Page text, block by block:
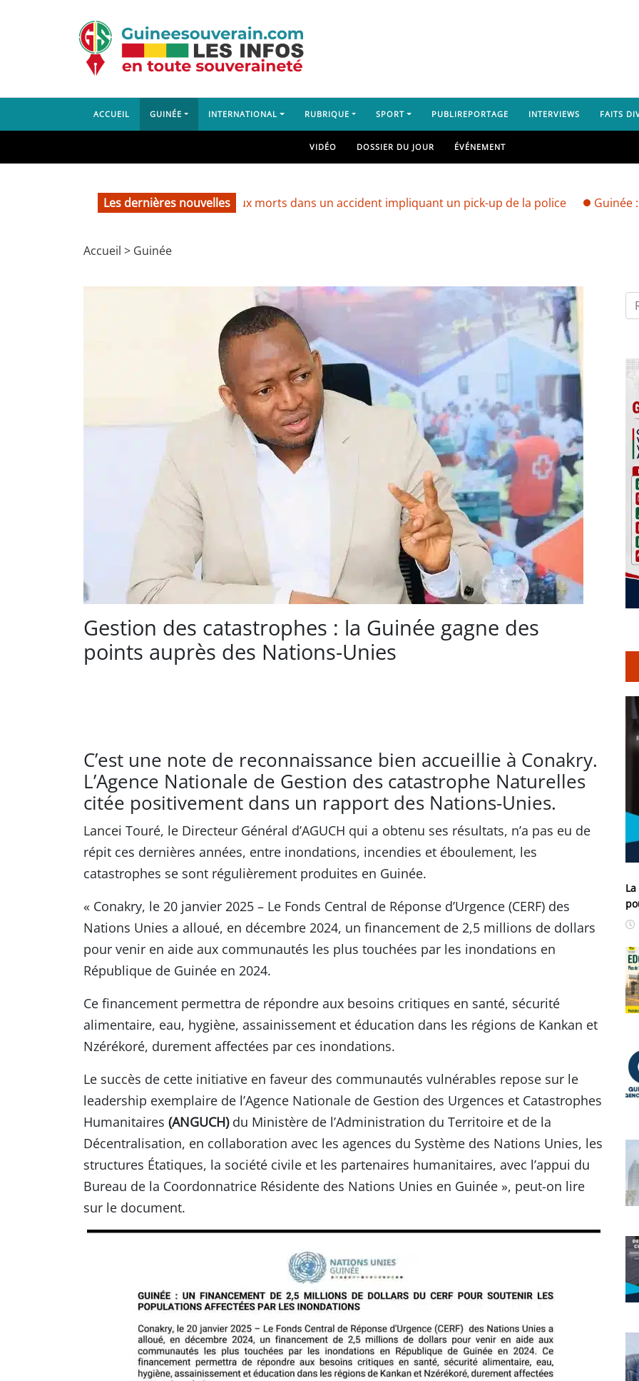
ACCUEIL GUINÉE INTERNATIONAL RUBRIQUE SPORT PUBLIREPORTAGE INTERVIEWS FAITS
VIDÉO DOSSIER DU JOUR ÉVÉNEMENT
Les dernières nouvelles
Lambanyi : deux morts dans un accident impliquant un pick-up de la police Guinée : vers
Accueil > Guinée
Gestion des catastrophes : la Guinée gagne des
points auprès des Nations-Unies
C’est une note de reconnaissance bien accueillie à Conakry.
L’Agence Nationale de Gestion des catastrophe Naturelles
citée positivement dans un rapport des Nations-Unies.
Lancei Touré, le Directeur Général d’AGUCH qui a obtenu ses résultats, n’a pas eu de
répit ces dernières années, entre inondations, incendies et éboulement, les
catastrophes se sont régulièrement produites en Guinée.
« Conakry, le 20 janvier 2025 – Le Fonds Central de Réponse d’Urgence (CERF) des
Nations Unies a alloué, en décembre 2024, un financement de 2,5 millions de dollars
pour venir en aide aux communautés les plus touchées par les inondations en
République de Guinée en 2024.
Ce financement permettra de répondre aux besoins critiques en santé, sécurité
alimentaire, eau, hygiène, assainissement et éducation dans les régions de Kankan et
Nzérékoré, durement affectées par ces inondations.
Le succès de cette initiative en faveur des communautés vulnérables repose sur le
leadership exemplaire de l’Agence Nationale de Gestion des Urgences et Catastrophes
Humanitaires (ANGUCH)du Ministère de l’Administration du Territoire et de la
Décentralisation, en collaboration avec les agences du Système des Nations Unies, les
structures Étatiques, la société civile et les partenaires humanitaires, avec l’appui du
Bureau de la Coordonnatrice Résidente des Nations Unies en Guinée », peut-on lire
sur le document.